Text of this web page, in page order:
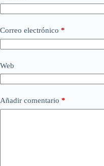
Correo electrónico *
Web
Añadir comentario *